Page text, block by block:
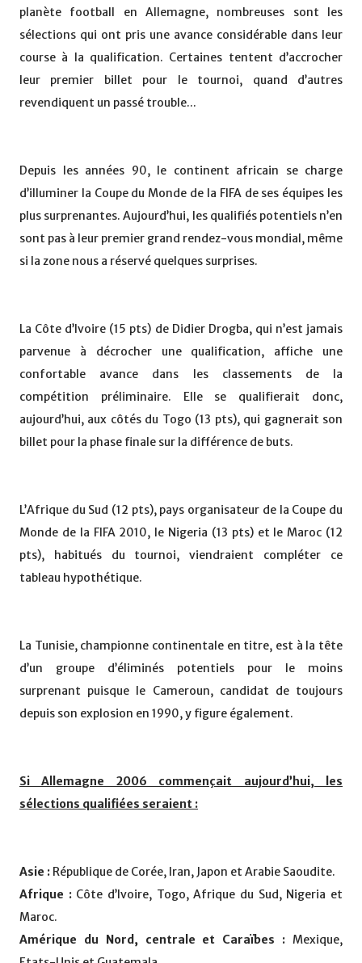
planète football en Allemagne, nombreuses sont les
sélections qui ont pris une avance considérable dans leur
course à la qualification. Certaines tentent d’accrocher
leur premier billet pour le tournoi, quand d’autres
revendiquent un passé trouble...
Depuis les années 90, le continent africain se charge
d’illuminer la Coupe du Monde de la FIFA de ses équipes les
plus surprenantes. Aujourd’hui, les qualifiés potentiels n’en
sont pas à leur premier grand rendez-vous mondial, même
si la zone nous a réservé quelques surprises.
La Côte d’Ivoire (15 pts) de Didier Drogba, qui n’est jamais
parvenue à décrocher une qualification, affiche une
confortable avance dans les classements de la
compétition préliminaire. Elle se qualifierait donc,
aujourd’hui, aux côtés du Togo (13 pts), qui gagnerait son
billet pour la phase finale sur la différence de buts.
L’Afrique du Sud (12 pts), pays organisateur de la Coupe du
Monde de la FIFA 2010, le Nigeria (13 pts) et le Maroc (12
pts), habitués du tournoi, viendraient compléter ce
tableau hypothétique.
La Tunisie, championne continentale en titre, est à la tête
d’un groupe d’éliminés potentiels pour le moins
surprenant puisque le Cameroun, candidat de toujours
depuis son explosion en 1990, y figure également.
Si Allemagne 2006 commençait aujourd’hui, les
sélections qualifiées seraient :
Asie : République de Corée, Iran, Japon et Arabie Saoudite.
Afrique :Côte d’Ivoire, Togo, Afrique du Sud, Nigeria et
Maroc.
Amérique du Nord, centrale et Caraïbes : Mexique,